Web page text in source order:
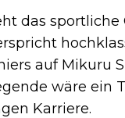
das
auf Mikuru
wäre ein
Karriere.